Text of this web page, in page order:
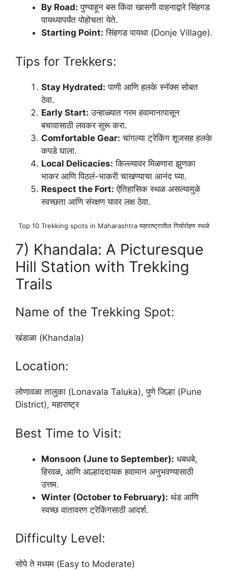
By Road: पुण्याहून बस किंवा खासगी वाहनाद्वारे सिंहगड
पायथ्यापर्यंत पोहोचता येते.
Starting Point: सिंहगड पायथा (Donje Village).
Tips for Trekkers:
Stay Hydrated: पाणी आणि हलके स्नॅक्स सोबत
ठेवा.
Early Start: उन्हाळ्यात गरम हवामानापासून
बचावासाठी लवकर सुरू करा.
Comfortable Gear: चांगल्या ट्रेकिंग शूजसह हलके
कपडे घाला.
Local Delicacies: किल्ल्यावर मिळणारा झुणका
भाकर आणि पिठलं-भाकरी चाखण्याचा आनंद घ्या.
Respect the Fort: ऐतिहासिक स्थळ असल्यामुळे
स्वच्छता आणि संरक्षण यावर लक्ष ठेवा.
Top 10 Trekking spots in Maharashtra महाराष्ट्रातील गिर्यारोहण स्थळे
7) Khandala: A Picturesque
Hill Station with Trekking
Trails
Name of the Trekking Spot:
खंडाळा (Khandala)
Location:
लोणावळा तालुका (Lonavala Taluka), पुणे जिल्हा (Pune
District), महाराष्ट्र
Best Time to Visit:
Monsoon (June to September): धबधबे,
हिरवळ, आणि आल्हाददायक हवामान अनुभवण्यासाठी
उत्तम.
Winter (October to February): थंड आणि
स्वच्छ वातावरण ट्रेकिंगसाठी आदर्श.
Difficulty Level:
सोपे ते मध्यम (Easy to Moderate)